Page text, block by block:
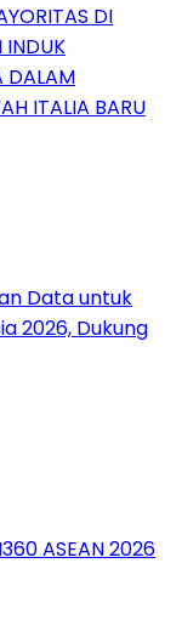
DI
INDUK
DALAM
ITALIA BARU
Data untuk
2026, Dukung
ASEAN 2026